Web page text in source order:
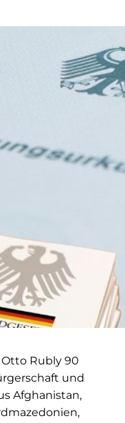
Rubly 90
und
Afghanistan,